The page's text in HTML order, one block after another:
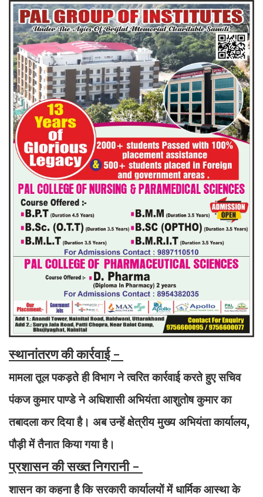
स्थानांतरण की कार्रवाई -
मामला तूल पकड़ते ही विभाग ने त्वरित कार्रवाई करते हुए सचिव
पंकज कुमार पाण्डे ने अधिशासी अभियंता आशुतोष कुमार का
तबादला कर दिया है। अब उन्हें क्षेत्रीय मुख्य अभियंता कार्यालय,
पौड़ी में तैनात किया गया है।
प्रशासन की सख्त निगरानी -
शासन का कहना है कि सरकारी कार्यालयों में धार्मिक आस्था के